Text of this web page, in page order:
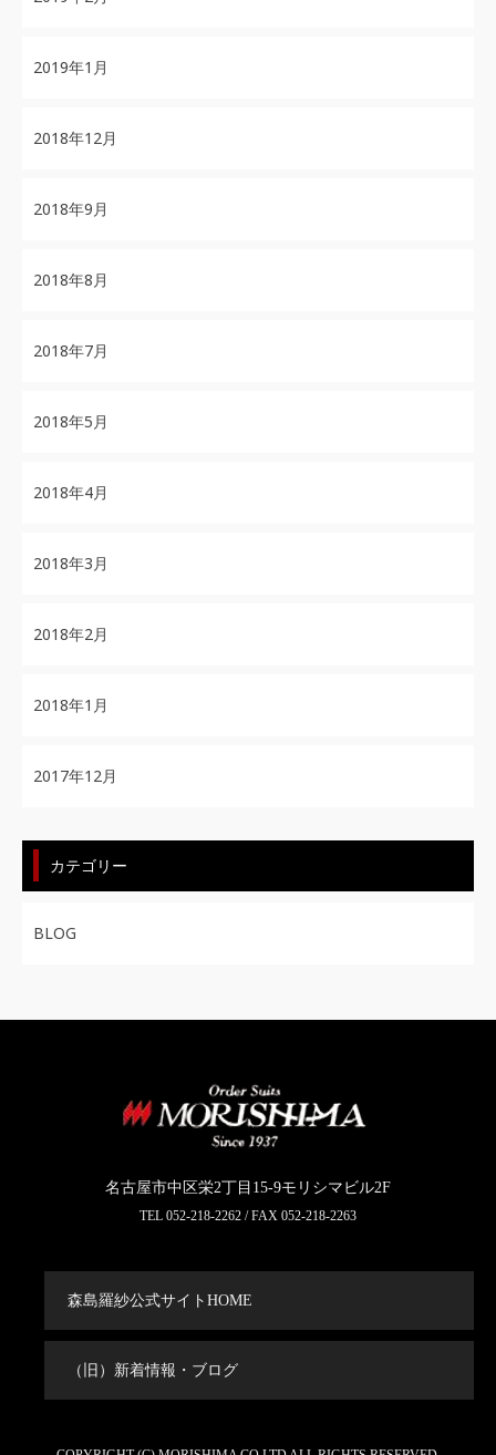
2019年1月
2018年12月
2018年9月
2018年8月
2018年7月
2018年5月
2018年4月
2018年3月
2018年2月
2018年1月
2017年12月
カテゴリー
BLOG
名古屋市中区栄2丁目15-9モリシマビル2F
TEL 052-218-2262 / FAX 052-218-2263
森島羅紗公式サイトHOME
（旧）新着情報・ブログ